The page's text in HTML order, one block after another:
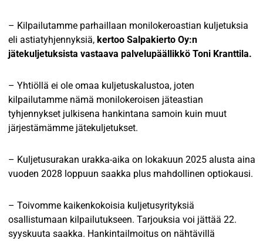
– Kilpailutamme parhaillaan monilokeroastian kuljetuksia
eli astiatyhjennyksiä, kertoo Salpakierto Oy:n
jätekuljetuksista vastaava palvelupäällikkö Toni Kranttila.
– Yhtiöllä ei ole omaa kuljetuskalustoa, joten
kilpailutamme nämä monilokeroisen jäteastian
tyhjennykset julkisena hankintana samoin kuin muut
järjestämämme jätekuljetukset.
– Kuljetusurakan urakka-aika on lokakuun 2025 alusta aina
vuoden 2028 loppuun saakka plus mahdollinen optiokausi.
– Toivomme kaikenkokoisia kuljetusyrityksiä
osallistumaan kilpailutukseen. Tarjouksia voi jättää 22.
syyskuuta saakka. Hankintailmoitus on nähtävillä